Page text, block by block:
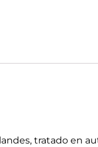
tratado en